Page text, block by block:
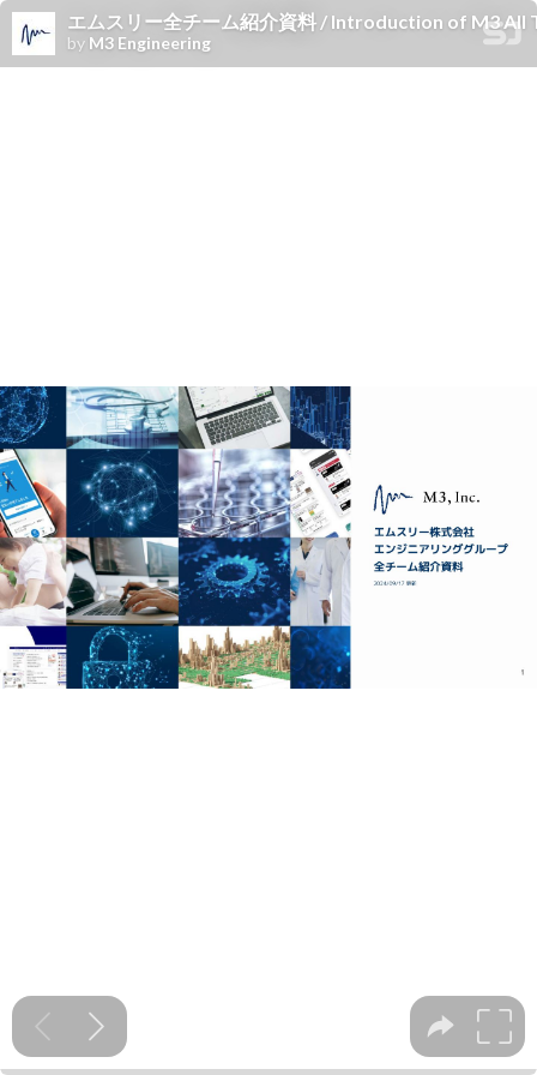
エムスリー全チーム紹介資料 / Introduction of M3 All
by M3 Engineering